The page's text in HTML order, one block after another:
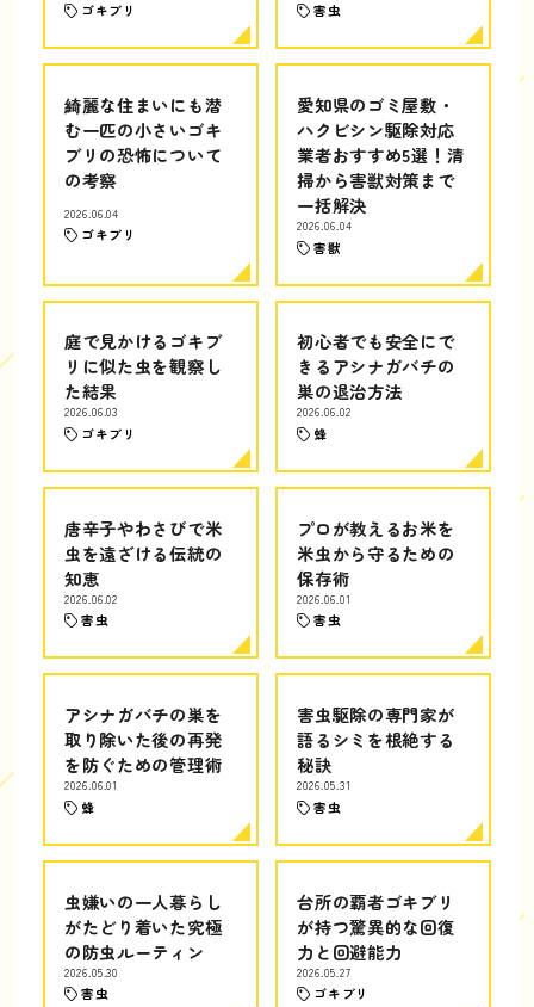
ゴキブリ 害虫
綺麗な住まいにも潜
む一匹の小さいゴキ
ブリの恐怖について
の考察
2026.06.04
ゴキブリ
愛知県のゴミ屋敷・
ハクビシン駆除対応
業者おすすめ5選！清
掃から害獣対策まで
一括解決
2026.06.04
害獣
庭で見かけるゴキブ
リに似た虫を観察し
た結果
2026.06.03
ゴキブリ
初心者でも安全にで
きるアシナガバチの
巣の退治方法
2026.06.02
蜂
唐辛子やわさびで米
虫を遠ざける伝統の
知恵
2026.06.02
害虫
プロが教えるお米を
米虫から守るための
保存術
2026.06.01
害虫
アシナガバチの巣を
取り除いた後の再発
を防ぐための管理術
2026.06.01
蜂
害虫駆除の専門家が
語るシミを根絶する
秘訣
2026.05.31
害虫
虫嫌いの一人暮らし
がたどり着いた究極
の防虫ルーティン
2026.05.30
害虫
台所の覇者ゴキブリ
が持つ驚異的な回復
力と回避能力
2026.05.27
ゴキブリ